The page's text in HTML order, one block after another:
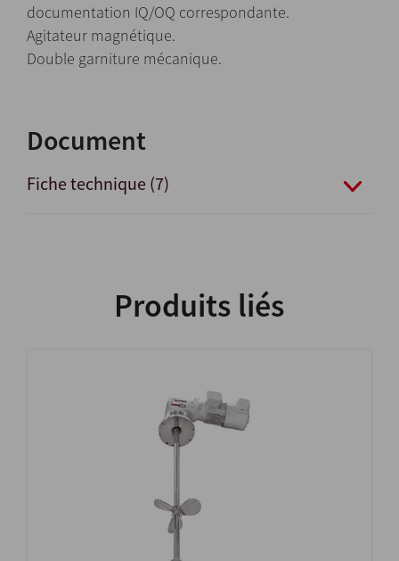
documentation IQ/OQ correspondante.
Agitateur magnétique.
Double garniture mécanique.
Document
Fiche technique (7)
Produits liés